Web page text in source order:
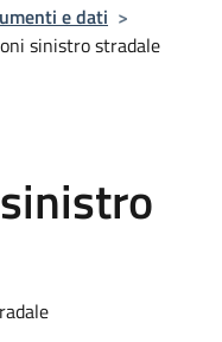
e dati >
sinistro stradale